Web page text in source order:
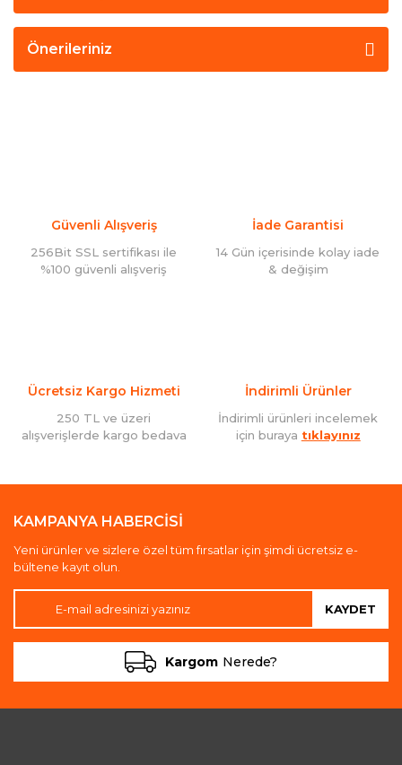
Önerileriniz
Güvenli Alışveriş
256Bit SSL sertifikası ile
%100 güvenli alışveriş
İade Garantisi
14 Gün içerisinde kolay iade
& değişim
Ücretsiz Kargo Hizmeti
250 TL ve üzeri
alışverişlerde kargo bedava
İndirimli Ürünler
İndirimli ürünleri incelemek
için buraya tıklayınız
KAMPANYA HABERCİSİ
Yeni ürünler ve sizlere özel tüm fırsatlar için şimdi ücretsiz e-
bültene kayıt olun.
KAYDET
Kargom Nerede?